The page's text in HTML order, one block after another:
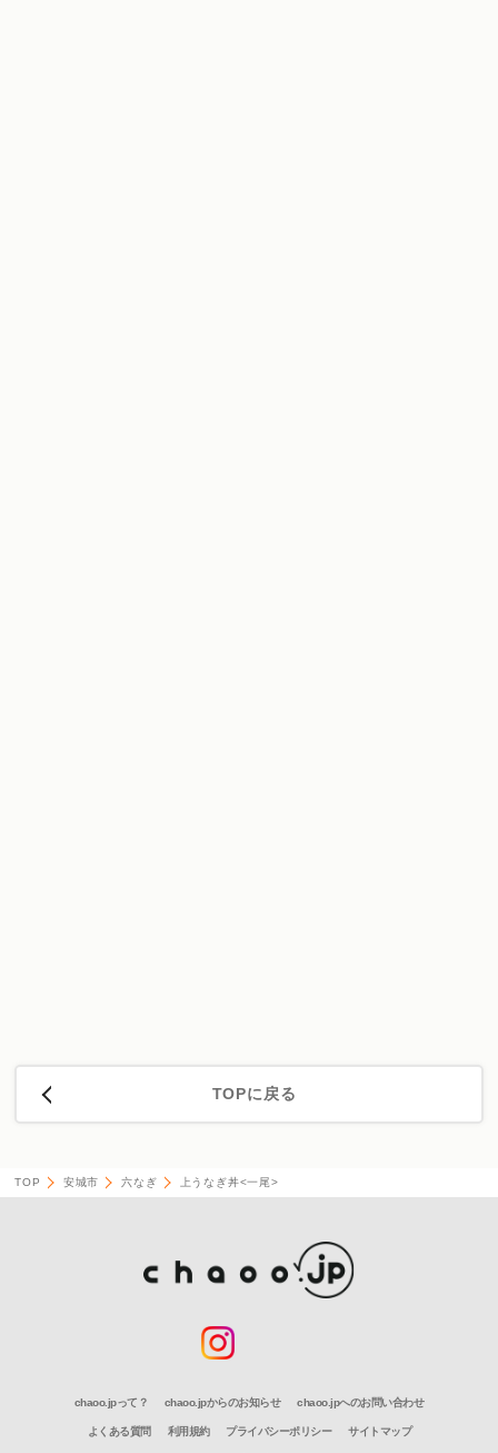
TOPに戻る
TOP 安城市 六なぎ 上うなぎ丼<一尾>
chaoo.jpって？ chaoo.jpからのお知らせ chaoo.jpへのお問い合わせ
よくある質問 利用規約 プライバシーポリシー サイトマップ